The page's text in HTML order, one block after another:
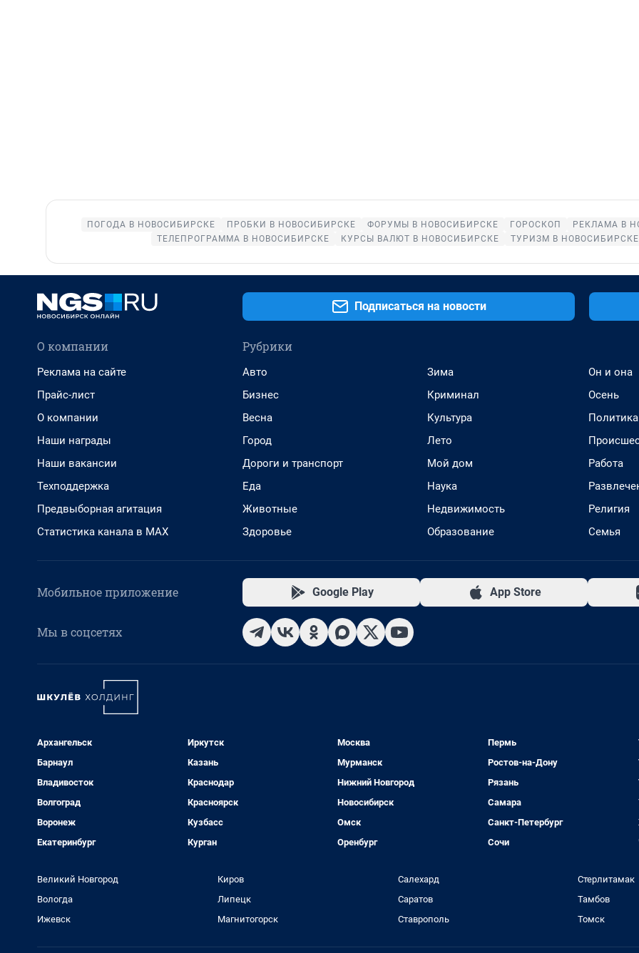
ПОГОДА В НОВОСИБИРСКЕ ПРОБКИ В НОВОСИБИРСКЕ ФОРУМЫ В НОВОСИБИРСКЕ ГОРОСКОП РЕКЛАМА В
ТЕЛЕПРОГРАММА В НОВОСИБИРСКЕ
КУРСЫ ВАЛЮТ В НОВОСИБИРСКЕ ТУРИЗМ В НОВОСИБИРСКЕ
Подписаться на новости
О компании
Реклама на сайте
Прайс-лист
О компании
Наши награды
Наши вакансии
Техподдержка
Предвыборная агитация
Статистика канала в MAX
Рубрики
Авто
Бизнес
Весна
Город
Дороги и транспорт
Еда
Животные
Здоровье
Зима
Криминал
Культура
Лето
Мой дом
Наука
Недвижимость
Образование
Он и она
Осень
Политика
Работа
Религия
Семья
Мобильное приложение Google Play App Store
Мы в соцсетях
Архангельск
Барнаул
Владивосток
Волгоград
Воронеж
Екатеринбург
Иркутск
Казань
Краснодар
Красноярск
Кузбасс
Курган
Москва
Мурманск
Нижний Новгород
Новосибирск
Омск
Оренбург
Пермь
Ростов-на-Дону
Рязань
Самара
Санкт-Петербург
Сочи
Великий Новгород
Вологда
Ижевск
Киров
Липецк
Магнитогорск
Салехард
Саратов
Ставрополь
Стерлитамак
Тамбов
Томск